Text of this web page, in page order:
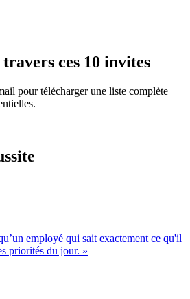
ces 10 invites
pour télécharger une liste complète
employé qui sait exactement ce qu'il
priorités du jour. »